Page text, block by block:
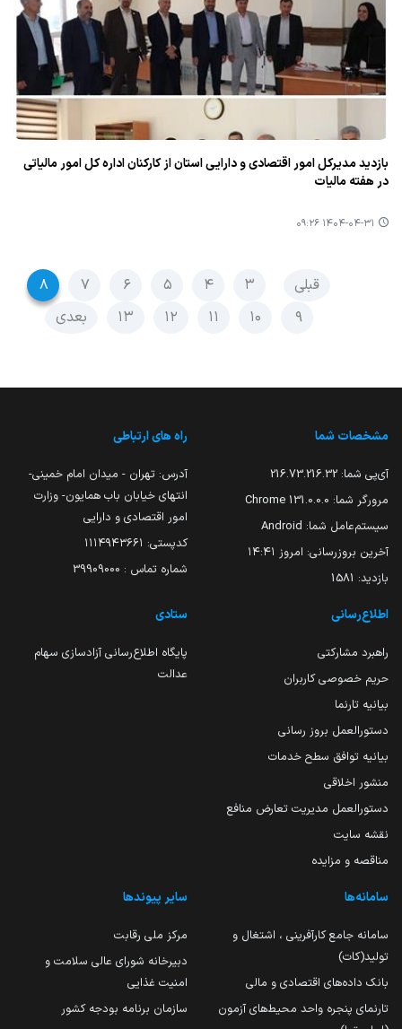
بازدید مدیركل امور اقتصادی و دارایی استان از كاركنان اداره كل امور مالیاتی
در هفته مالیات
۱۴۰۴-۰۴-۳۱ ۰۹:۲۶
قبلی ۳ ۴ ۵ ۶ ۷
۸
۹
۱۰ ۱۱ ۱۲ ۱۳ بعدی
مشخصات شما
آی‌پی شما: 216.73.216.32
مرورگر شما: 131.0.0.0 Chrome
سیستم‌عامل شما: Android
آخرین بروزرسانی: امروز ۱۴:۴۱
بازدید: 1581
راه های ارتباطی
آدرس: تهران - میدان امام خمینی-
انتهای خیابان باب همایون- وزارت
امور اقتصادی و دارایی
کدپستی: ۱۱۱۴۹۴۳۶۶۱
شماره تماس : 39909000
اطلاع‌رسانی
راهبرد مشارکتی
حریم خصوصی کاربران
بیانیه تارنما
دستورالعمل بروز رسانی
بیانیه توافق سطح خدمات
منشور اخلاقی
دستورالعمل مدیریت تعارض منافع
نقشه سایت
مناقصه و مزایده
ستادی
پایگاه اطلاع‌رسانی آزادسازی سهام
عدالت
سامانه‌ها
سامانه جامع کارآفرینی ، اشتغال و
تولید(کات)
بانک داده‌های اقتصادی و مالی
تارنمای پنجره واحد محیط‌های آزمون
سایر پیوندها
مرکز ملی رقابت
دبیرخانه شورای عالی سلامت و
امنیت غذایی
سازمان برنامه بودجه کشور